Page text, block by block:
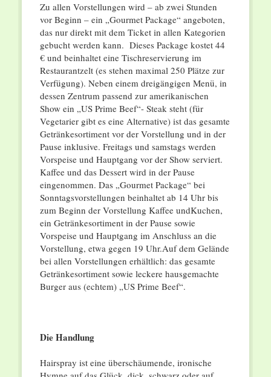
Zu allen Vorstellungen wird – ab zwei Stunden
vor Beginn – ein „Gourmet Package“ angeboten,
das nur direkt mit dem Ticket in allen Kategorien
gebucht werden kann. Dieses Package kostet 44
€ und beinhaltet eine Tischreservierung im
Restaurantzelt (es stehen maximal 250 Plätze zur
Verfügung). Neben einem dreigängigen Menü, in
dessen Zentrum passend zur amerikanischen
Show ein „US Prime Beef“- Steak steht (für
Vegetarier gibt es eine Alternative) ist das gesamte
Getränkesortiment vor der Vorstellung und in der
Pause inklusive. Freitags und samstags werden
Vorspeise und Hauptgang vor der Show serviert.
Kaffee und das Dessert wird in der Pause
eingenommen. Das „Gourmet Package“ bei
Sonntagsvorstellungen beinhaltet ab 14 Uhr bis
zum Beginn der Vorstellung Kaffee undKuchen,
ein Getränkesortiment in der Pause sowie
Vorspeise und Hauptgang im Anschluss an die
Vorstellung, etwa gegen 19 Uhr.Auf dem Gelände
bei allen Vorstellungen erhältlich: das gesamte
Getränkesortiment sowie leckere hausgemachte
Burger aus (echtem) „US Prime Beef“.
Die Handlung
Hairspray ist eine überschäumende, ironische